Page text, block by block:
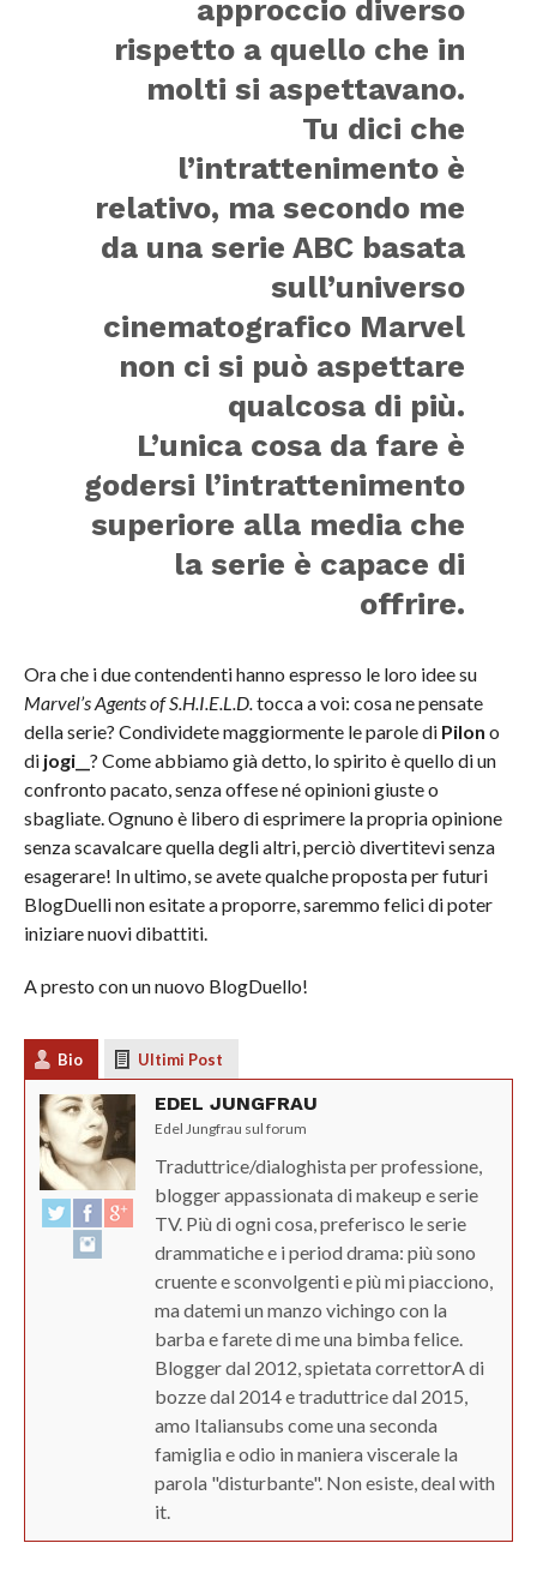
approccio diverso
rispetto a quello che in
molti si aspettavano.
Tu dici che
l’intrattenimento è
relativo, ma secondo me
da una serie ABC basata
sull’universo
cinematografico Marvel
non ci si può aspettare
qualcosa di più.
L’unica cosa da fare è
godersi l’intrattenimento
superiore alla media che
la serie è capace di
offrire.
Ora che i due contendenti hanno espresso le loro idee su
Marvel’s Agents of S.H.I.E.L.D.tocca a voi: cosa ne pensate
della serie? Condividete maggiormente le parole di Pilon o
di jogi__ ? Come abbiamo già detto, lo spirito è quello di un
confronto pacato, senza offese né opinioni giuste o
sbagliate. Ognuno è libero di esprimere la propria opinione
senza scavalcare quella degli altri, perciò divertitevi senza
esagerare! In ultimo, se avete qualche proposta per futuri
BlogDuelli non esitate a proporre, saremmo felici di poter
iniziare nuovi dibattiti.
A presto con un nuovo BlogDuello!
Bio Ultimi Post
EDEL JUNGFRAU
Edel Jungfrau sul forum
Traduttrice/dialoghista per professione,
blogger appassionata di makeup e serie
TV. Più di ogni cosa, preferisco le serie
drammatiche e i period drama: più sono
cruente e sconvolgenti e più mi piacciono,
ma datemi un manzo vichingo con la
barba e farete di me una bimba felice.
Blogger dal 2012, spietata correttorA di
bozze dal 2014 e traduttrice dal 2015,
amo Italiansubs come una seconda
famiglia e odio in maniera viscerale la
parola "disturbante". Non esiste, deal with
it.